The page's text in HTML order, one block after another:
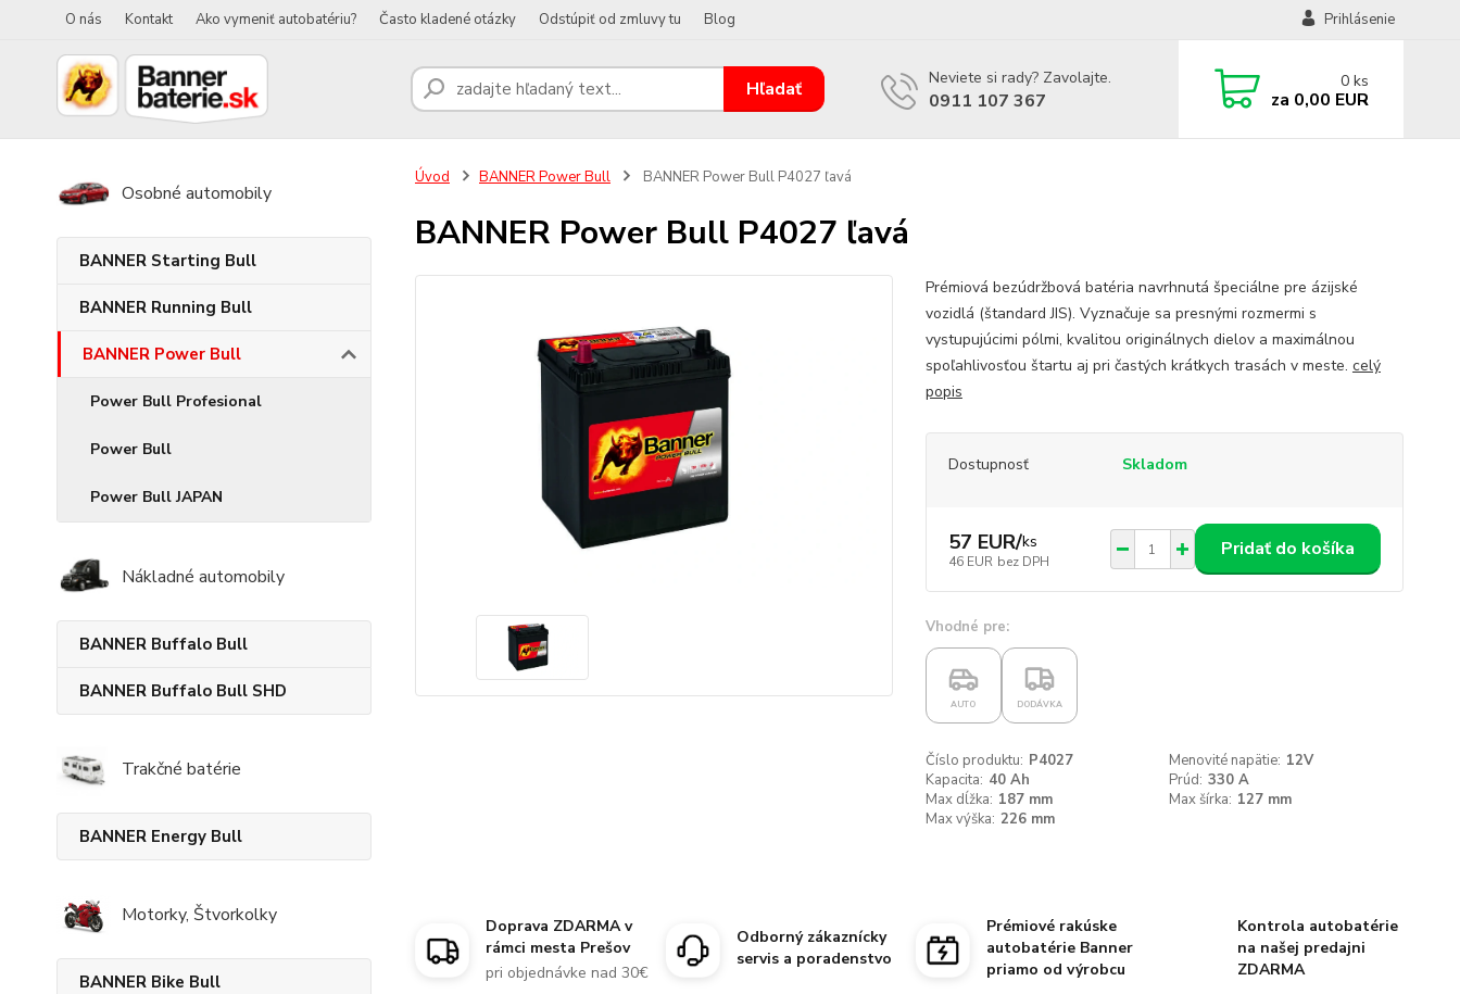
O nás Kontakt Ako vymeniť autobatériu? Často kladené otázky Odstúpiť od zmluvy tu Blog Prihlásenie
Hľadať Neviete si rady? Zavolajte.
0911 107 367
0 ks
za 0,00 EUR
Osobné automobily
BANNER Starting Bull
BANNER Running Bull
BANNER Power Bull
Power Bull Profesional
Power Bull
Power Bull JAPAN
Nákladné automobily
BANNER Buffalo Bull
BANNER Buffalo Bull SHD
Trakčné batérie
BANNER Energy Bull
Motorky, Štvorkolky
BANNER Bike Bull
Úvod BANNER Power Bull BANNER Power Bull P4027 ľavá
BANNER Power Bull P4027 ľavá
Prémiová bezúdržbová batéria navrhnutá špeciálne pre ázijské
vozidlá (štandard JIS). Vyznačuje sa presnými rozmermi s
vystupujúcimi pólmi, kvalitou originálnych dielov a maximálnou
spoľahlivosťou štartu aj pri častých krátkych trasách v meste. celý
popis
Dostupnosť Skladom
57 EUR/ks
46 EUR bez DPH
Pridať do košíka
Vhodné pre:
AUTO DODÁVKA
Číslo produktu: P4027 Menovité napätie: 12V
Kapacita: 40 Ah Prúd: 330 A
Max dĺžka: 187 mm Max šírka: 127 mm
Max výška: 226 mm
Doprava ZDARMA v
rámci mesta Prešov
pri objednávke nad 30€
Odborný zákaznícky
servis a poradenstvo
Prémiové rakúske
autobatérie Banner
priamo od výrobcu
Kontrola autobatérie
na našej predajni
ZDARMA